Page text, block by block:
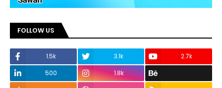
FOLLOW US
1.5k 3.1k
2.7k
500
1.8k